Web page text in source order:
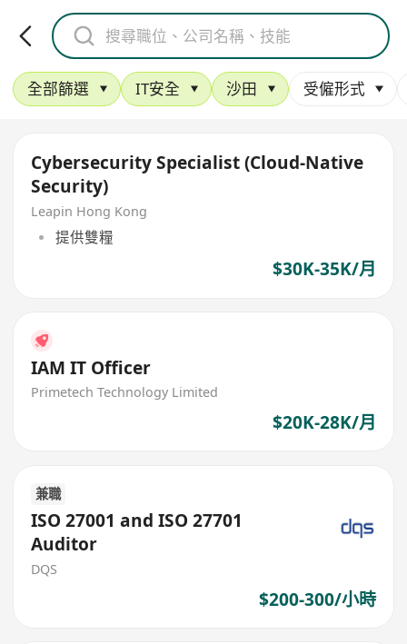
全部篩選 IT安全 沙田 受僱形式
Cybersecurity Specialist (Cloud‑Native
Security)
Leapin Hong Kong
提供雙糧
$30K-35K/月
IAM IT Officer
Primetech Technology Limited
$20K-28K/月
兼職
ISO 27001 and ISO 27701
Auditor
DQS
$200-300/小時